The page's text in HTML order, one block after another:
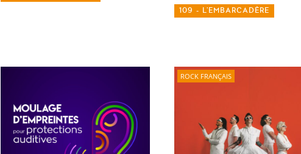
109 - L'EMBARCADÈRE
ROCK FRANÇAIS